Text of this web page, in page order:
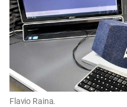
Flavio Raina.